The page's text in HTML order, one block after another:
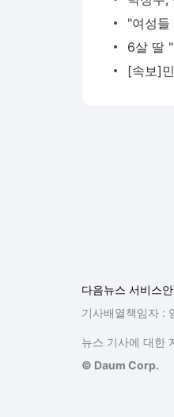
다음뉴스 서비스
기사배열책임자 :
뉴스 기사에 대한
© Daum Corp.